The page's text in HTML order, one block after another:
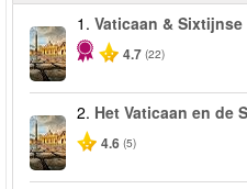
1. Vaticaan &
4.7 (22)
2. Het Vaticaan en de
4.6 (5)